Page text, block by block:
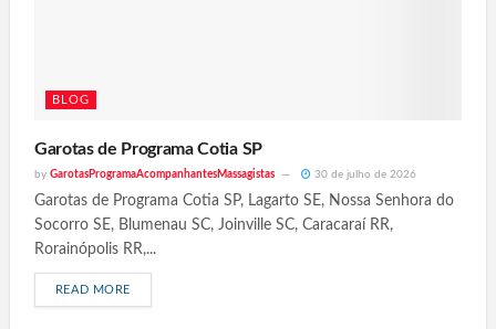
BLOG
Garotas de Programa Cotia SP
by GarotasProgramaAcompanhantesMassagistas 30 de julho de 2026
Garotas de Programa Cotia SP, Lagarto SE, Nossa Senhora do
Socorro SE, Blumenau SC, Joinville SC, Caracaraí RR,
Rorainópolis RR,...
READ MORE